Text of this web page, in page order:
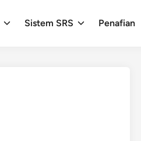
Sistem SRS Penafian